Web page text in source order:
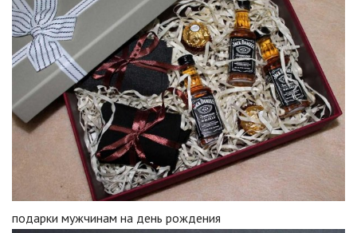
подарки мужчинам на день рождения